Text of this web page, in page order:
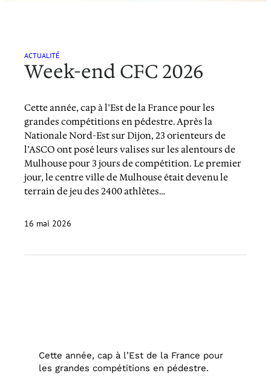
ACTUALITÉ
Week-end CFC 2026
Cette année, cap à l’Est de la France pour les
grandes compétitions en pédestre. Après la
Nationale Nord-Est sur Dijon, 23 orienteurs de
l’ASCO ont posé leurs valises sur les alentours de
Mulhouse pour 3 jours de compétition. Le premier
jour, le centre ville de Mulhouse était devenu le
terrain de jeu des 2400 athlètes…
16 mai 2026
Cette année, cap à l’Est de la France pour
les grandes compétitions en pédestre.